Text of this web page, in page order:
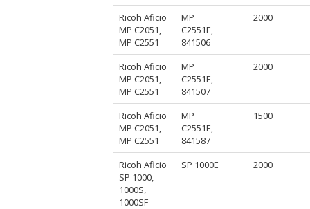
Ricoh Aficio
MP C2051,
MP C2551
MP
C2551E,
841506
2000
Ricoh Aficio
MP C2051,
MP C2551
MP
C2551E,
841507
2000
Ricoh Aficio
MP C2051,
MP C2551
MP
C2551E,
841587
1500
Ricoh Aficio
SP 1000,
1000S,
1000SF
SP 1000E 2000